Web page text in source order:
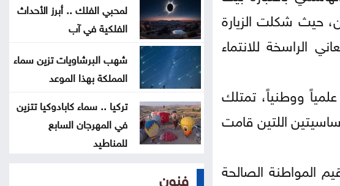
حيث شكلت الزيارة
الراسخة للانتماء
ووطنياً، تمتلك
اللتين قامت
المواطنة الصالحة
ترامب يوقع أمرا تنفيذيا يهدف لتقييد
حق اكتساب الجنسية الأميركية بالولادة
مدنيا في نجران جراء هجمات حوثية
لمحبي الفلك .. أبرز الأحداث
الفلكية في آب
شهب البرشاويات تزين سماء
المملكة بهذا الموعد
تركيا .. سماء كابادوكيا تتزين
في المهرجان السابع
للمناطيد
فنون